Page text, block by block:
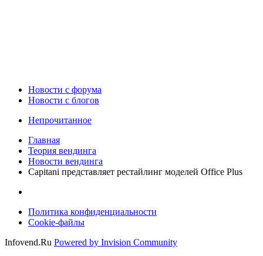
Новости c форума
Новости с блогов
Непрочитанное
Главная
Теория вендинга
Новости вендинга
Capitani представляет рестайлинг моделей Office Plus
Политика конфиденциальности
Cookie-файлы
Infovend.Ru Powered by Invision Community